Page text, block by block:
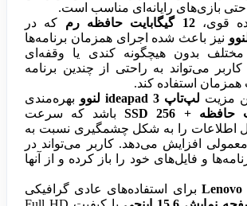
حتی بازی‌های رایانه‌ای مناسب است.
قوی،12 گیگابایت حافظه رم
که در
نیز باعث شده اجرای همزمان برنامه‌ها
مختلف بدون هیچگونه کندی یا وقفه‌ای
کاربر می‌تواند به راحتی از چندین برنامه
استفاده کند.
مزیت لپ‌تاپ ideapad 3 لنوو
بهره‌مندی
باشد که سرعت
اطلاعات را به شکل چشمگیری نسبت به
افزایش می‌دهد. کاربر می‌تواند در
و فایل‌های خود را باز کرده و از آنها
برای استفاده‌های عادی گرافیکی